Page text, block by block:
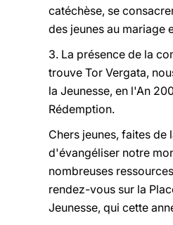
catéchèse, se
des jeunes au mariage
3. La présence de la
trouve Tor Vergata,
la Jeunesse, en l'An
Rédemption.
Chers jeunes, faites
d'évangéliser notre
nombreuses
rendez-vous sur la
Jeunesse, qui cette